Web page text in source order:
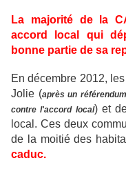
La majorité de la
accord local qui
bonne partie de sa
En décembre 2012,
Jolie (après un
contre l'accord local) et
local. Ces deux
de la moitié des
caduc.